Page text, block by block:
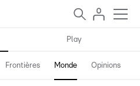
Play
Frontières Monde Opinions